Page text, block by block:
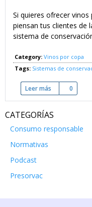
Si quieres ofrecer
piensan tus clientes de
sistema de
Category: Vinos por copa
Tags: Sistemas de
Leer más sobre Cómo
0
CATEGORÍAS
Consumo responsable
Normativas
Podcast
Presorvac